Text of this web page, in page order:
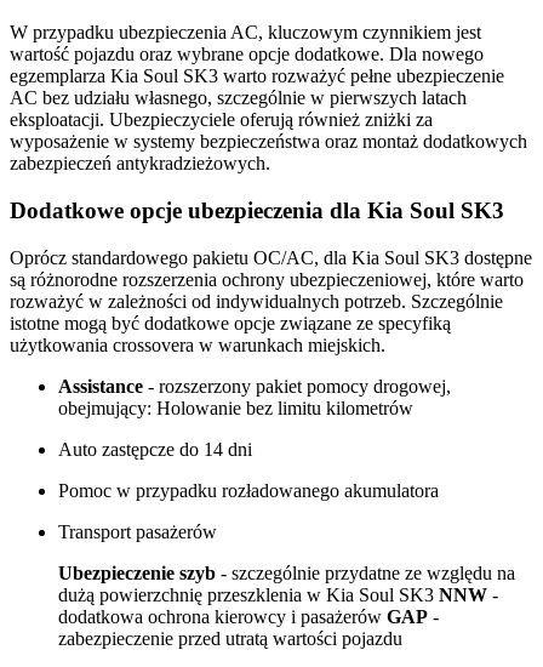
W przypadku ubezpieczenia AC, kluczowym czynnikiem jest
wartość pojazdu oraz wybrane opcje dodatkowe. Dla nowego
egzemplarza Kia Soul SK3 warto rozważyć pełne ubezpieczenie
AC bez udziału własnego, szczególnie w pierwszych latach
eksploatacji. Ubezpieczyciele oferują również zniżki za
wyposażenie w systemy bezpieczeństwa oraz montaż dodatkowych
zabezpieczeń antykradzieżowych.
Dodatkowe opcje ubezpieczenia dla Kia Soul SK3
Oprócz standardowego pakietu OC/AC, dla Kia Soul SK3 dostępne
są różnorodne rozszerzenia ochrony ubezpieczeniowej, które warto
rozważyć w zależności od indywidualnych potrzeb. Szczególnie
istotne mogą być dodatkowe opcje związane ze specyfiką
użytkowania crossovera w warunkach miejskich.
Assistance - rozszerzony pakiet pomocy drogowej,
obejmujący: Holowanie bez limitu kilometrów
Auto zastępcze do 14 dni
Pomoc w przypadku rozładowanego akumulatora
Transport pasażerów
Ubezpieczenie szyb - szczególnie przydatne ze względu na
dużą powierzchnię przeszklenia w Kia Soul SK3 NNW -
dodatkowa ochrona kierowcy i pasażerów GAP -
zabezpieczenie przed utratą wartości pojazdu